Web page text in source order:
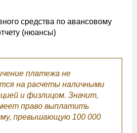
платежа не
на расчеты наличными
и физлицом. Значит,
право выплатить
превышающую 100 000